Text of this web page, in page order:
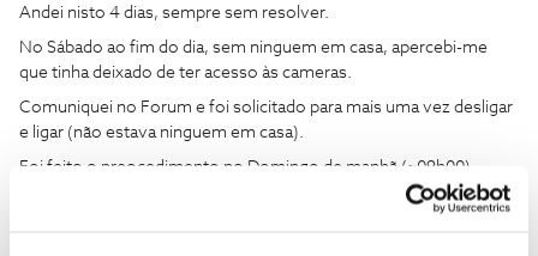
Andei nisto 4 dias, sempre sem resolver.
No Sábado ao fim do dia, sem ninguem em casa, apercebi-me
que tinha deixado de ter acesso às cameras.
Comuniquei no Forum e foi solicitado para mais uma vez desligar
e ligar (não estava ninguem em casa).
Foi feito o preocedimento no Domingo de manhã (~09h00).